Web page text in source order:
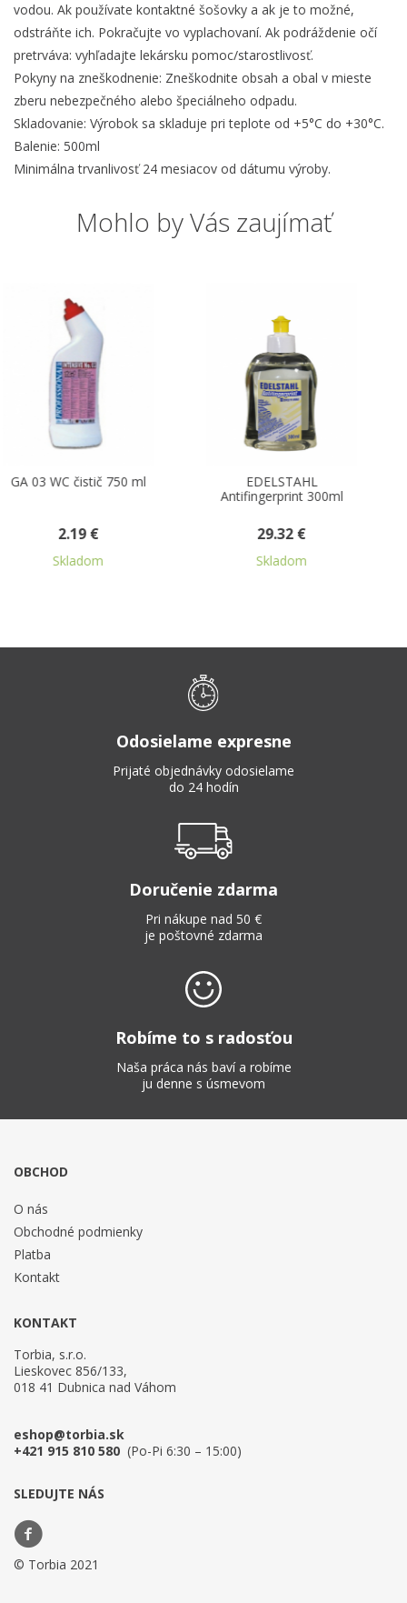
vodou. Ak používate kontaktné šošovky a ak je to možné,
odstráňte ich. Pokračujte vo vyplachovaní. Ak podráždenie očí
pretrváva: vyhľadajte lekársku pomoc/starostlivosť.
Pokyny na zneškodnenie: Zneškodnite obsah a obal v mieste
zberu nebezpečného alebo špeciálneho odpadu.
Skladovanie: Výrobok sa skladuje pri teplote od +5°C do +30°C.
Balenie: 500ml
Minimálna trvanlivosť 24 mesiacov od dátumu výroby.
Mohlo by Vás zaujímať
EDELSTAHL
Skladom
GA 11 leštiaci prostriedok
na nábytok 500 ml
Skladom
Odosielame expresne
Prijaté objednávky odosielame
do 24 hodín
Doručenie zdarma
Pri nákupe nad 50 €
je poštovné zdarma
Robíme to s radosťou
Naša práca nás baví a robíme
ju denne s úsmevom
OBCHOD
O nás
Obchodné podmienky
Platba
Kontakt
KONTAKT
Torbia, s.r.o.
Lieskovec 856/133,
018 41 Dubnica nad Váhom
eshop@torbia.sk
+421 915 810 580 (Po-Pi 6:30 – 15:00)
SLEDUJTE NÁS
© Torbia 2021